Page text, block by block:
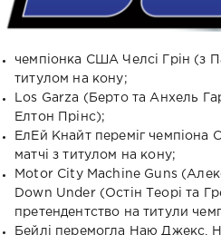
чемпіонка США Челсі Грін (з
титулом на кону;
Los Garza (Берто та Анхель
Елтон Прінс);
ЕлЕй Кнайт переміг
матчі з титулом на кону;
Motor City Machine Guns
Down Under (Остін Теорі та
претендентство на титули
Бейлі перемогла Наю Джекс,